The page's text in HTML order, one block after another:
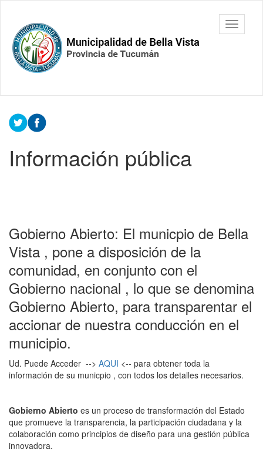
contenido
principal
Municipalidad
de Bella
Vista.
Tucumán
barra
Contenido
principal
Información pública
Gobierno Abierto: El municpio de Bella
Vista , pone a disposición de la
comunidad, en conjunto con el
Gobierno nacional , lo que se denomina
Gobierno Abierto, para transparentar el
accionar de nuestra conducción en el
municipio.
Ud. Puede Acceder --> AQUI <-- para obtener toda la
información de su municpio , con todos los detalles necesarios.
Gobierno Abierto es un proceso de transformación del Estado
que promueve la transparencia, la participación ciudadana y la
colaboración como principios de diseño para una gestión pública
innovadora.